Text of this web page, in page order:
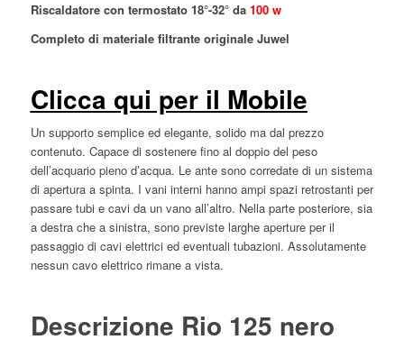
Riscaldatore con termostato 18°-32° da 100 w
Completo di materiale filtrante originale Juwel
Clicca qui per il Mobile
Un supporto semplice ed elegante, solido ma dal prezzo
contenuto. Capace di sostenere fino al doppio del peso
dell’acquario pieno d’acqua. Le ante sono corredate di un sistema
di apertura a spinta. I vani interni hanno ampi spazi retrostanti per
passare tubi e cavi da un vano all’altro. Nella parte posteriore, sia
a destra che a sinistra, sono previste larghe aperture per il
passaggio di cavi elettrici ed eventuali tubazioni. Assolutamente
nessun cavo elettrico rimane a vista.
Descrizione Rio 125 nero